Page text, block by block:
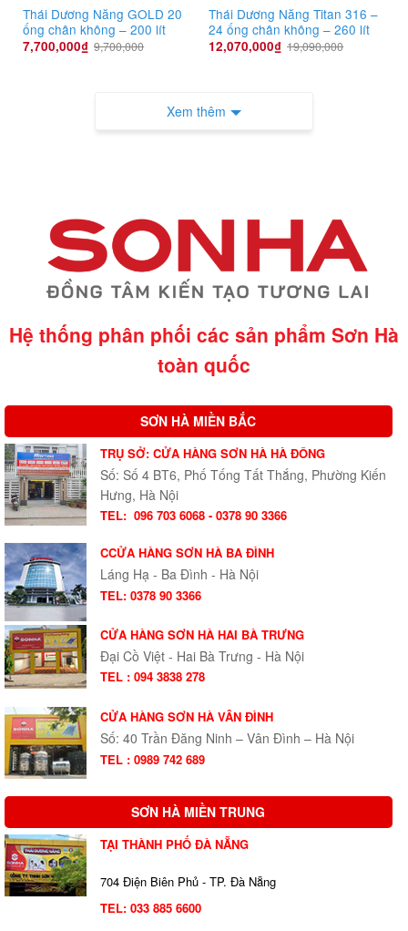
Thái Dương Năng GOLD 20
ống chân không – 200 lít
7,700,000₫ 9,700,000
Thái Dương Năng Titan 316 –
24 ống chân không – 260 lít
12,070,000₫ 19,090,000
Xem thêm
Hệ thống phân phối các sản phẩm Sơn Hà
toàn quốc
SƠN HÀ MIỀN BẮC
TRỤ SỞ: CỬA HÀNG SƠN HÀ HÀ ĐÔNG
Số: Số 4 BT6, Phố Tống Tất Thắng, Phường Kiến
Hưng, Hà Nội
TEL: 096 703 6068 - 0378 90 3366
CCỬA HÀNG SƠN HÀ BA ĐÌNH
Láng Hạ - Ba Đình - Hà Nội
TEL: 0378 90 3366
CỬA HÀNG SƠN HÀ HAI BÀ TRƯNG
Đại Cồ Việt - Hai Bà Trưng - Hà Nội
TEL : 094 3838 278
CỬA HÀNG SƠN HÀ VÂN ĐÌNH
Số: 40 Trần Đăng Ninh – Vân Đình – Hà Nội
TEL : 0989 742 689
SƠN HÀ MIỀN TRUNG
TẠI THÀNH PHỐ ĐÀ NẴNG
704 Điện Biên Phủ - TP. Đà Nẵng
TEL: 033 885 6600